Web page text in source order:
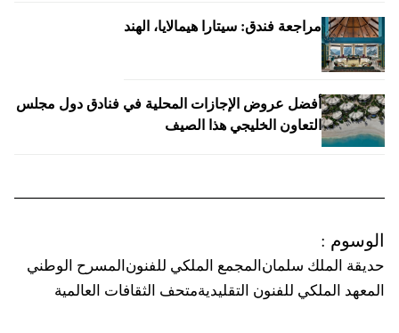
مراجعة فندق: سيتارا هيمالايا، الهند
أفضل عروض الإجازات المحلية في فنادق دول مجلس
التعاون الخليجي هذا الصيف
الوسوم :
حديقة الملك سلمانالمجمع الملكي للفنونالمسرح الوطني
المعهد الملكي للفنون التقليديةمتحف الثقافات العالمية